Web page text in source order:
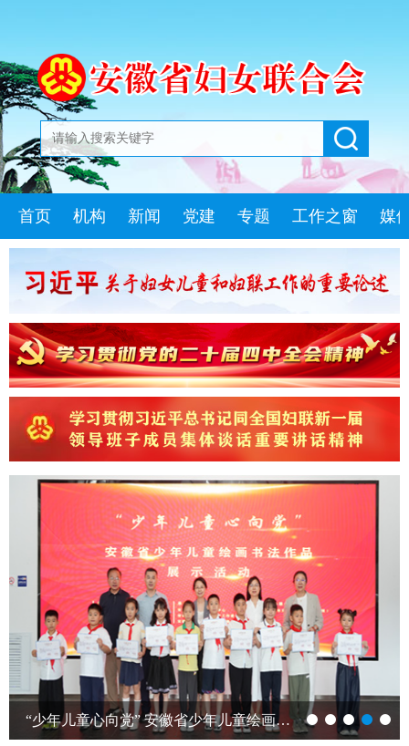
首页 机构 新闻 党建 专题 工作之窗 媒
“少年儿童心向党” 安徽省少年儿童绘画书法作品展开展…